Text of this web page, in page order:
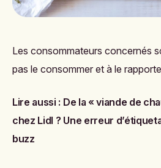
Les consommateurs concernés
pas le consommer et à le
Lire aussi : De la « viande de
chez Lidl ? Une erreur
buzz